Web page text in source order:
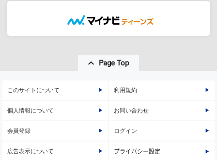
Page Top
このサイトについて 利用規約
個人情報について お問い合わせ
会員登録 ログイン
広告表示について プライバシー設定